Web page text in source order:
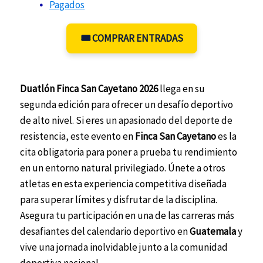
Pagados
🎟️ COMPRAR ENTRADAS
Duatlón Finca San Cayetano 2026llega en su
segunda edición para ofrecer un desafío deportivo
de alto nivel. Si eres un apasionado del deporte de
resistencia, este evento enFinca San Cayetanoes la
cita obligatoria para poner a prueba tu rendimiento
en un entorno natural privilegiado. Únete a otros
atletas en esta experiencia competitiva diseñada
para superar límites y disfrutar de la disciplina.
Asegura tu participación en una de las carreras más
desafiantes del calendario deportivo enGuatemalay
vive una jornada inolvidable junto a la comunidad